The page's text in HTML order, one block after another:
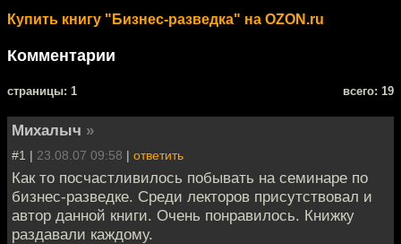
Купить книгу "Бизнес-разведка" на OZON.ru
Комментарии
cтраницы: 1 всего: 19
Михалыч »
#1 | 23.08.07 09:58 | ответить
Как то посчастливилось побывать на семинаре по
бизнес-разведке. Среди лекторов присутствовал и
автор данной книги. Очень понравилось. Книжку
раздавали каждому.